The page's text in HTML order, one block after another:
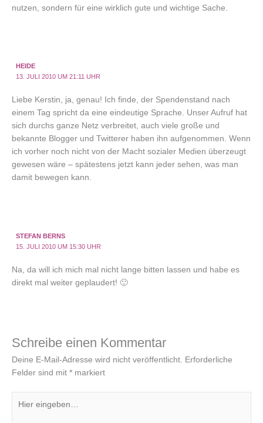
nutzen, sondern für eine wirklich gute und wichtige Sache.
HEIDE
13. JULI 2010 UM 21:11 UHR
Liebe Kerstin, ja, genau! Ich finde, der Spendenstand nach
einem Tag spricht da eine eindeutige Sprache. Unser Aufruf hat
sich durchs ganze Netz verbreitet, auch viele große und
bekannte Blogger und Twitterer haben ihn aufgenommen. Wenn
ich vorher noch nicht von der Macht sozialer Medien überzeugt
gewesen wäre – spätestens jetzt kann jeder sehen, was man
damit bewegen kann.
STEFAN BERNS
15. JULI 2010 UM 15:30 UHR
Na, da will ich mich mal nicht lange bitten lassen und habe es
direkt mal weiter geplaudert! 🙂
Schreibe einen Kommentar
Deine E-Mail-Adresse wird nicht veröffentlicht. Erforderliche
Felder sind mit * markiert
eingeben…